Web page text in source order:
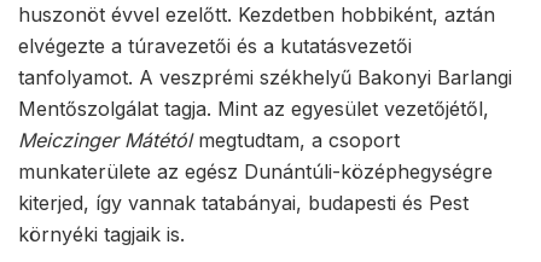
huszonöt évvel ezelőtt. Kezdetben hobbiként, aztán
elvégezte a túravezetői és a kutatásvezetői
tanfolyamot. A veszprémi székhelyű Bakonyi Barlangi
Mentőszolgálat tagja. Mint az egyesület vezetőjétől,
Meiczinger Mátétólmegtudtam, a csoport
munkaterülete az egész Dunántúli-középhegységre
kiterjed, így vannak tatabányai, budapesti és Pest
környéki tagjaik is.